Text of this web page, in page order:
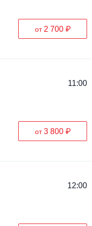
от 2 700 ₽
11:00
от3 800 ₽
12:00